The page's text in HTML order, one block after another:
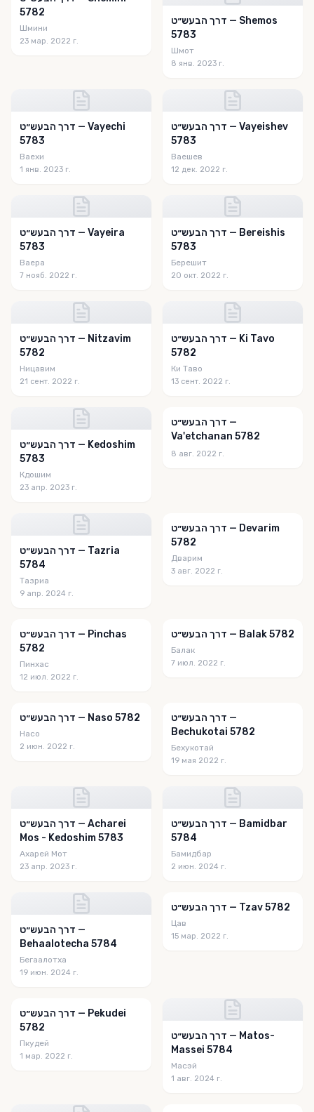
5782
Шмини
23 мар. 2022 г.
דרך הבעש״ט — Shemos
5783
Шмот
8 янв. 2023 г.
דרך הבעש״ט — Vayechi
5783
Ваехи
1 янв. 2023 г.
דרך הבעש״ט — Vayeishev
5783
Ваешев
12 дек. 2022 г.
דרך הבעש״ט — Vayeira
5783
Ваера
7 нояб. 2022 г.
דרך הבעש״ט — Bereishis
5783
Берешит
20 окт. 2022 г.
דרך הבעש״ט — Nitzavim
5782
Ницавим
21 сент. 2022 г.
דרך הבעש״ט — Ki Tavo
5782
Ки Таво
13 сент. 2022 г.
דרך הבעש״ט — Kedoshim
5783
Кдошим
23 апр. 2023 г.
דרך הבעש״ט —
Va'etchanan 5782
8 авг. 2022 г.
דרך הבעש״ט — Tazria
5784
Тазриа
9 апр. 2024 г.
דרך הבעש״ט — Devarim
5782
Дварим
3 авг. 2022 г.
דרך הבעש״ט — Pinchas
5782
Пинхас
12 июл. 2022 г.
דרך הבעש״ט — Balak 5782
Балак
7 июл. 2022 г.
דרך הבעש״ט — Naso 5782
Насо
2 июн. 2022 г.
דרך הבעש״ט —
Bechukotai 5782
Бехукотай
19 мая 2022 г.
דרך הבעש״ט — Acharei
Mos - Kedoshim 5783
Ахарей Мот
23 апр. 2023 г.
דרך הבעש״ט — Bamidbar
5784
Бамидбар
2 июн. 2024 г.
דרך הבעש״ט —
Behaalotecha 5784
Бегаалотха
19 июн. 2024 г.
דרך הבעש״ט — Tzav 5782
Цав
15 мар. 2022 г.
דרך הבעש״ט — Pekudei
5782
Пкудей
1 мар. 2022 г.
דרך הבעש״ט — Matos-
Massei 5784
Масэй
1 авг. 2024 г.